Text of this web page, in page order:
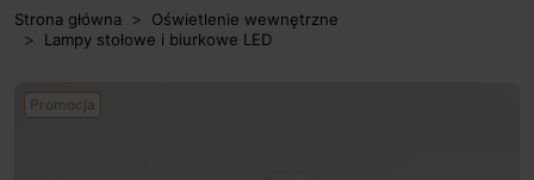
Strona główna
Oświetlenie wewnętrzne
Lampy stołowe i biurkowe LED
Promocja